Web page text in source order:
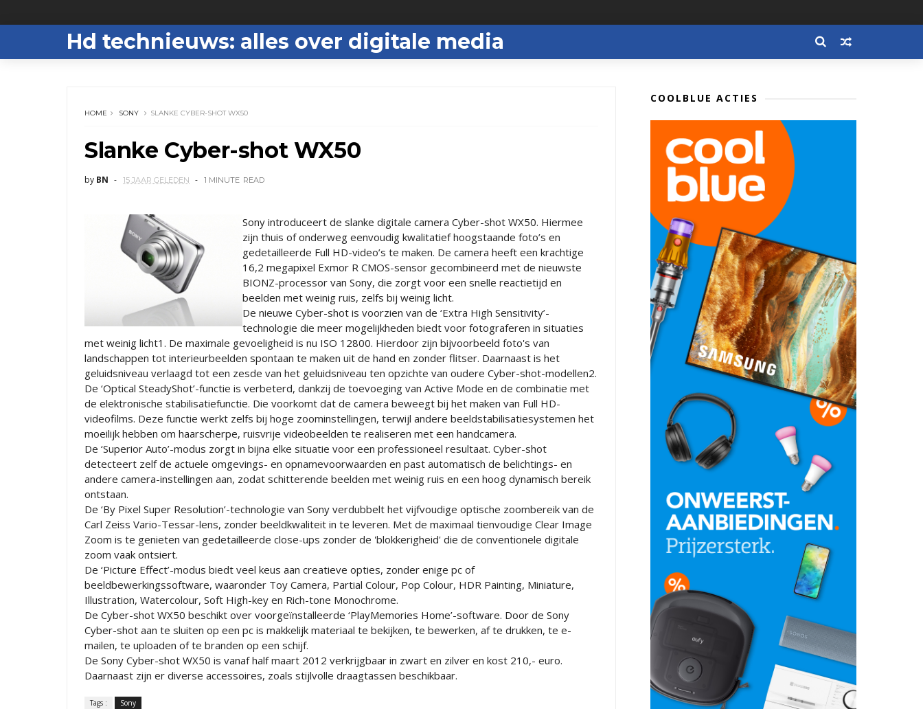
Hd technieuws: alles over digitale media
HOME SONY SLANKE CYBER-SHOT WX50
Slanke Cyber-shot WX50
by BN 15 JAAR GELEDEN 1 MINUTE READ
Sony introduceert de slanke digitale camera Cyber-shot WX50. Hiermee
zijn thuis of onderweg eenvoudig kwalitatief hoogstaande foto’s en
gedetailleerde Full HD-video’s te maken. De camera heeft een krachtige
16,2 megapixel Exmor R CMOS-sensor gecombineerd met de nieuwste
BIONZ-processor van Sony, die zorgt voor een snelle reactietijd en
beelden met weinig ruis, zelfs bij weinig licht.
De nieuwe Cyber-shot is voorzien van de ‘Extra High Sensitivity’-
technologie die meer mogelijkheden biedt voor fotograferen in situaties
met weinig licht1. De maximale gevoeligheid is nu ISO 12800. Hierdoor zijn bijvoorbeeld foto's van
landschappen tot interieurbeelden spontaan te maken uit de hand en zonder flitser. Daarnaast is het
geluidsniveau verlaagd tot een zesde van het geluidsniveau ten opzichte van oudere Cyber-shot-modellen2.
De ‘Optical SteadyShot’-functie is verbeterd, dankzij de toevoeging van Active Mode en de combinatie met
de elektronische stabilisatiefunctie. Die voorkomt dat de camera beweegt bij het maken van Full HD-
videofilms. Deze functie werkt zelfs bij hoge zoominstellingen, terwijl andere beeldstabilisatiesystemen het
moeilijk hebben om haarscherpe, ruisvrije videobeelden te realiseren met een handcamera.
De ‘Superior Auto’-modus zorgt in bijna elke situatie voor een professioneel resultaat. Cyber-shot
detecteert zelf de actuele omgevings- en opnamevoorwaarden en past automatisch de belichtings- en
andere camera-instellingen aan, zodat schitterende beelden met weinig ruis en een hoog dynamisch bereik
ontstaan.
De ‘By Pixel Super Resolution’-technologie van Sony verdubbelt het vijfvoudige optische zoombereik van de
Carl Zeiss Vario-Tessar-lens, zonder beeldkwaliteit in te leveren. Met de maximaal tienvoudige Clear Image
Zoom is te genieten van gedetailleerde close-ups zonder de 'blokkerigheid' die de conventionele digitale
zoom vaak ontsiert.
De ‘Picture Effect’-modus biedt veel keus aan creatieve opties, zonder enige pc of
beeldbewerkingssoftware, waaronder Toy Camera, Partial Colour, Pop Colour, HDR Painting, Miniature,
Illustration, Watercolour, Soft High-key en Rich-tone Monochrome.
De Cyber-shot WX50 beschikt over voorgeïnstalleerde ‘PlayMemories Home’-software. Door de Sony
Cyber-shot aan te sluiten op een pc is makkelijk materiaal te bekijken, te bewerken, af te drukken, te e-
mailen, te uploaden of te branden op een schijf.
De Sony Cyber-shot WX50 is vanaf half maart 2012 verkrijgbaar in zwart en zilver en kost 210,- euro.
Daarnaast zijn er diverse accessoires, zoals stijlvolle draagtassen beschikbaar.
Tags : Sony
COOLBLUE ACTIES